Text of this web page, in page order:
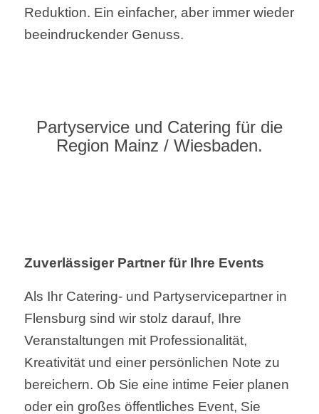
Reduktion. Ein einfacher, aber immer wieder
beeindruckender Genuss.
Partyservice und Catering für die
Region Mainz / Wiesbaden.
Zuverlässiger Partner für Ihre Events
Als Ihr Catering- und Partyservicepartner in
Flensburg sind wir stolz darauf, Ihre
Veranstaltungen mit Professionalität,
Kreativität und einer persönlichen Note zu
bereichern. Ob Sie eine intime Feier planen
oder ein großes öffentliches Event, Sie